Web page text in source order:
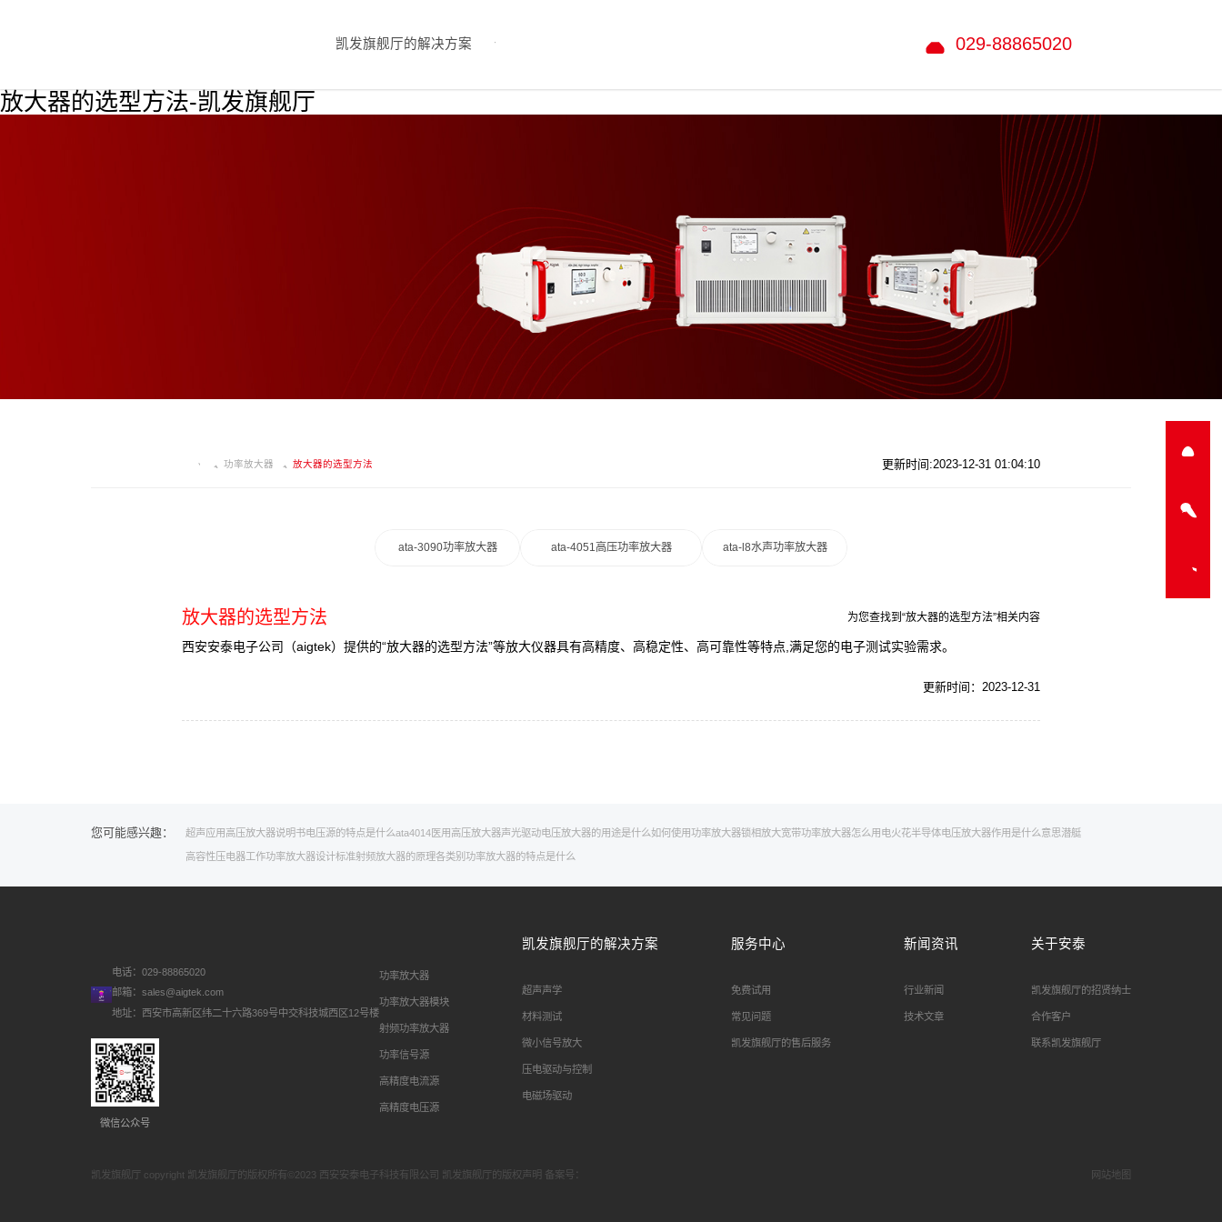
放大器的选型方法-凯发旗舰厅
凯发旗舰厅的解决方案 029-88865020
功率放大器 放大器的选型方法 更新时间:2023-12-31 01:04:10
ata-3090功率放大器 ata-4051高压功率放大器 ata-l8水声功率放大器
放大器的选型方法 为您查找到“放大器的选型方法”相关内容
西安安泰电子公司（aigtek）提供的“放大器的选型方法”等放大仪器具有高精度、高稳定性、高可靠性等特点,满足您的电子测试实验需求。
更新时间：2023-12-31
您可能感兴趣： 超声应用 高压放大器说明书电压源的特点是什么ata4014医用高压放大器声光驱动电压放大器的用途是什么如何使用功率放大器锁相放大宽带功率放大器怎么用 电火花半导体电压放大器作用是什么意思潜艇
高容性压电器 工作功率放大器设计标准射频放大器的原理各类别功率放大器的特点是什么
电话：029-88865020
邮箱： sales@aigtek.com
地址：西安市高新区纬二十六路369号中交科技城西区12号楼
微信公众号
功率放大器
功率放大器模块
射频功率放大器
功率信号源
高精度电流源
高精度电压源
凯发旗舰厅的解决方案
超声声学
材料测试
微小信号放大
压电驱动与控制
电磁场驱动
服务中心
免费试用
常见问题
凯发旗舰厅的售后服务
新闻资讯
行业新闻
技术文章
关于安泰
凯发旗舰厅的招贤纳士
合作客户
联系凯发旗舰厅
凯发旗舰厅 copyright 凯发旗舰厅的版权所有©2023 西安安泰电子科技有限公司 凯发旗舰厅的版权声明 备案号： 网站地图